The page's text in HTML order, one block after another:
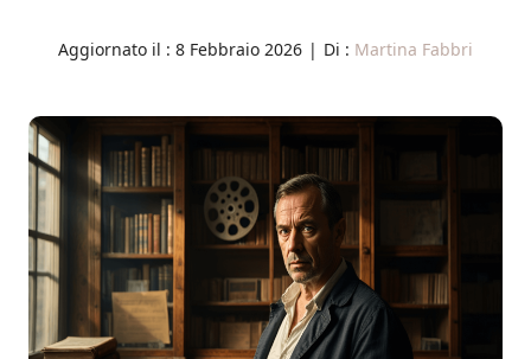
Aggiornato il : 8 Febbraio 2026 | Di : Martina Fabbri